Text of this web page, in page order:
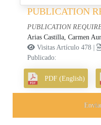
PUBLICATION
PUBLICATION
Arias Castilla, Carmen
Visitas Artículo 478 |
Publicado:
PDF (English)